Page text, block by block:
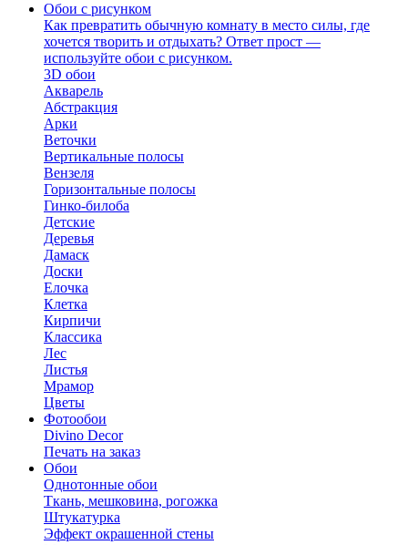
Обои с рисунком
Как превратить обычную комнату в место силы, где
хочется творить и отдыхать? Ответ прост —
используйте обои с рисунком.
3D обои
Акварель
Абстракция
Арки
Веточки
Вертикальные полосы
Вензеля
Горизонтальные полосы
Гинко-билоба
Детские
Деревья
Дамаск
Доски
Елочка
Клетка
Кирпичи
Классика
Лес
Листья
Мрамор
Цветы
Фотообои
Divino Decor
Печать на заказ
Обои
Однотонные обои
Ткань, мешковина, рогожка
Штукатурка
Эффект окрашенной стены